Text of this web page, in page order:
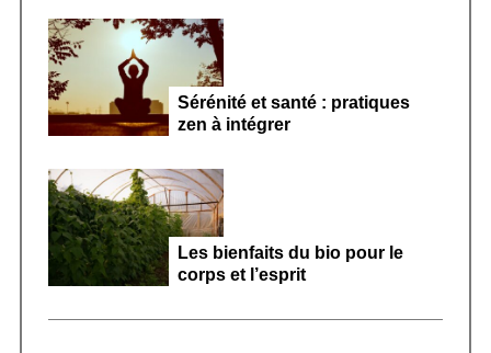
Sérénité et santé : pratiques
zen à intégrer
Les bienfaits du bio pour le
corps et l’esprit